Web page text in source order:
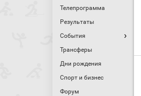
Телепрограмма
Результаты
События
Трансферы
Дни рождения
Спорт и бизнес
Форум